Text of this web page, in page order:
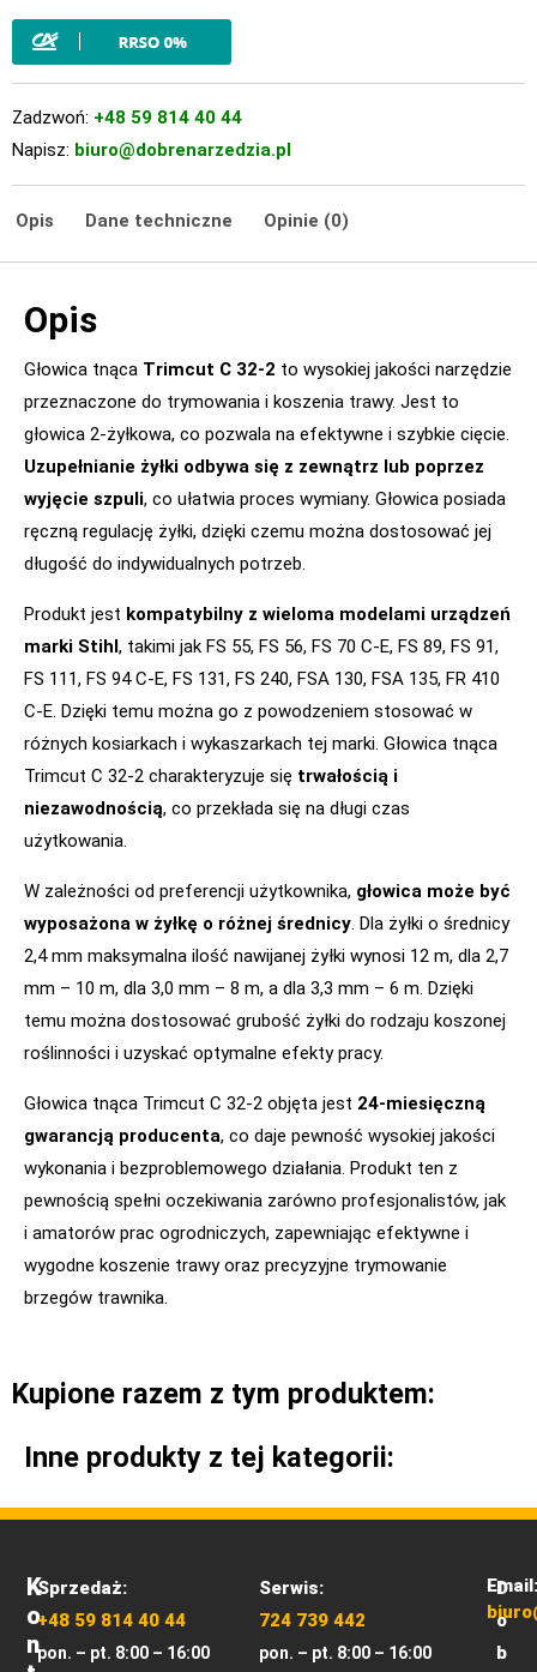
Zadzwoń: +48 59 814 40 44
Napisz: biuro@dobrenarzedzia.pl
Opis Dane techniczne Opinie (0)
Opis
Głowica tnąca Trimcut C 32-2 to wysokiej jakości narzędzie
przeznaczone do trymowania i koszenia trawy. Jest to
głowica 2-żyłkowa, co pozwala na efektywne i szybkie cięcie.
Uzupełnianie żyłki odbywa się z zewnątrz lub poprzez
wyjęcie szpuli, co ułatwia proces wymiany. Głowica posiada
ręczną regulację żyłki, dzięki czemu można dostosować jej
długość do indywidualnych potrzeb.
Produkt jest kompatybilny z wieloma modelami urządzeń
marki Stihl, takimi jak FS 55, FS 56, FS 70 C-E, FS 89, FS 91,
FS 111, FS 94 C-E, FS 131, FS 240, FSA 130, FSA 135, FR 410
C-E. Dzięki temu można go z powodzeniem stosować w
różnych kosiarkach i wykaszarkach tej marki. Głowica tnąca
Trimcut C 32-2 charakteryzuje się trwałością i
niezawodnością, co przekłada się na długi czas
użytkowania.
W zależności od preferencji użytkownika, głowica może być
wyposażona w żyłkę o różnej średnicy. Dla żyłki o średnicy
2,4 mm maksymalna ilość nawijanej żyłki wynosi 12 m, dla 2,7
mm – 10 m, dla 3,0 mm – 8 m, a dla 3,3 mm – 6 m. Dzięki
temu można dostosować grubość żyłki do rodzaju koszonej
roślinności i uzyskać optymalne efekty pracy.
Głowica tnąca Trimcut C 32-2 objęta jest 24-miesięczną
gwarancją producenta, co daje pewność wysokiej jakości
wykonania i bezproblemowego działania. Produkt ten z
pewnością spełni oczekiwania zarówno profesjonalistów, jak
i amatorów prac ogrodniczych, zapewniając efektywne i
wygodne koszenie trawy oraz precyzyjne trymowanie
brzegów trawnika.
Kupione razem z tym produktem:
Inne produkty z tej kategorii:
K
O
N
Sprzedaż:
+48 59 814 40 44
pon. – pt. 8:00 – 16:00
Serwis:
724 739 442
pon. – pt. 8:00 – 16:00
Email:
D
o
b